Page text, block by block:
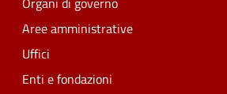
Aree amministrative
Uffici
Enti e fondazioni